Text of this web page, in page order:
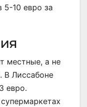
5-10 евро за
местные, а не
В Лиссабоне
евро.